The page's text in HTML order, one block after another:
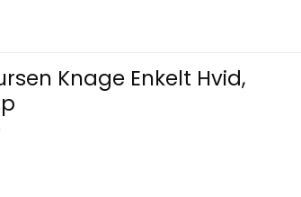
Knage Enkelt Hvid,